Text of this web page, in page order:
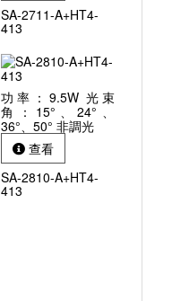
SA-2711-A+HT4-
413
功率：9.5W 光束
角：15°、24°、
36°、50° 非調光
查看
SA-2810-A+HT4-
413